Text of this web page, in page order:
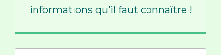
informations qu'il faut connaître !